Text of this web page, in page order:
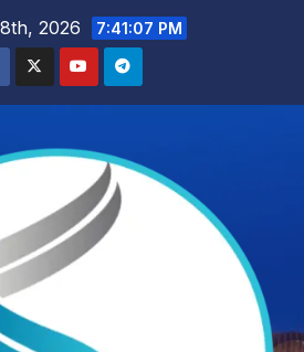
2026 7:41:09 PM